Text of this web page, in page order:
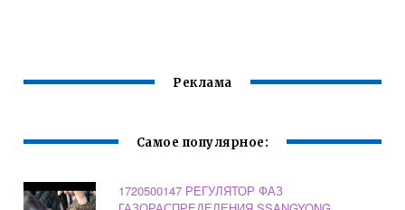
Реклама
Самое популярное:
1720500147 РЕГУЛЯТОР ФАЗ